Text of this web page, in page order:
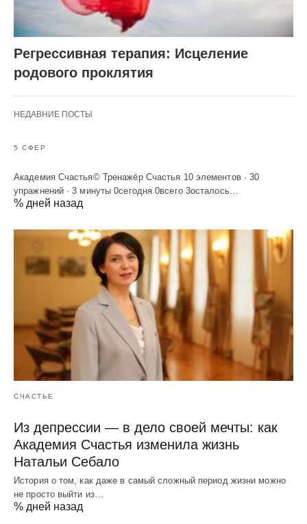
Регрессивная терапия: Исцеление
родового проклятия
НЕДАВНИЕ ПОСТЫ
5 СФЕР
Академия Счастья© Тренажёр Счастья 10 элементов · 30
упражнений · 3 минуты 0сегодня 0всего 3осталось…
% дней назад
СЧАСТЬЕ
Из депрессии — в дело своей мечты: как
Академия Счастья изменила жизнь
Натальи Себало
История о том, как даже в самый сложный период жизни можно
не просто выйти из…
% дней назад